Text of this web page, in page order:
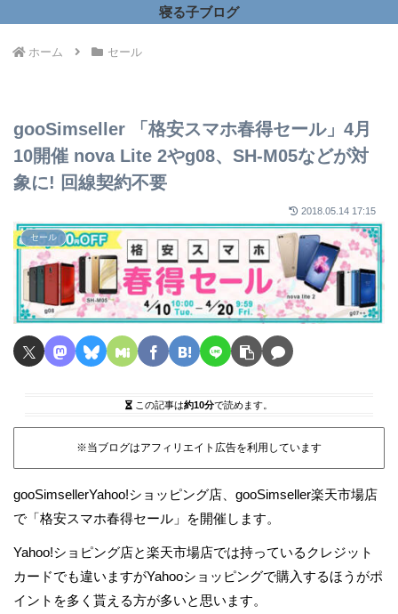
寝る子ブログ
ホーム セール
gooSimseller 「格安スマホ春得セール」4月
10開催 nova Lite 2やg08、SH-M05などが対
象に! 回線契約不要
2018.05.14 17:15
セール
この記事は約10分で読めます。
※当ブログはアフィリエイト広告を利用しています
gooSimsellerYahoo!ショッピング店、gooSimseller楽天市場店
で「格安スマホ春得セール」を開催します。
Yahoo!ショピング店と楽天市場店では持っているクレジット
カードでも違いますがYahooショッピングで購入するほうがポ
イントを多く貰える方が多いと思います。